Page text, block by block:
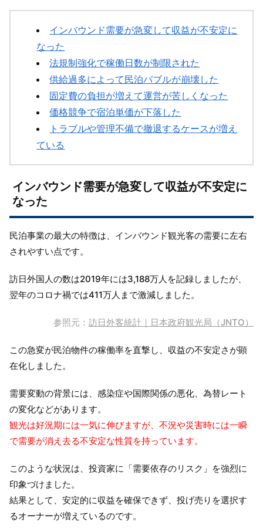
インバウンド需要が急変して収益が不安定に
なった
法規制強化で稼働日数が制限された
供給過多によって民泊バブルが崩壊した
固定費の負担が増えて運営が苦しくなった
価格競争で宿泊単価が下落した
トラブルや管理不備で撤退するケースが増え
ている
インバウンド需要が急変して収益が不安定に
なった
民泊事業の最大の特徴は、インバウンド観光客の需要に左右
されやすい点です。
訪日外国人の数は2019年には3,188万人を記録しましたが、
翌年のコロナ禍では411万人まで激減しました。
参照元： 訪日外客統計｜日本政府観光局（JNTO）
この急変が民泊物件の稼働率を直撃し、収益の不安定さが顕
在化しました。
需要変動の背景には、感染症や国際関係の悪化、為替レート
の変化などがあります。
観光は好況期には一気に伸びますが、不況や災害時には一瞬
で需要が消え去る不安定な性質を持っています。
このような状況は、投資家に「需要依存のリスク」を強烈に
印象づけました。
結果として、安定的に収益を確保できず、投げ売りを選択す
るオーナーが増えているのです。